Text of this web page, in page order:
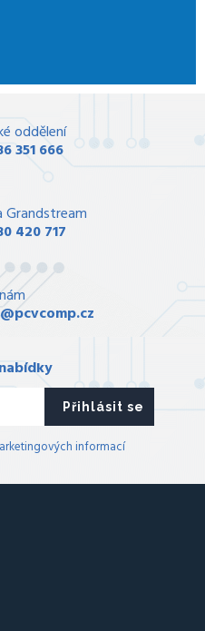
oddělení
351 666
Grandstream
420 717
Přihlásit se
informací